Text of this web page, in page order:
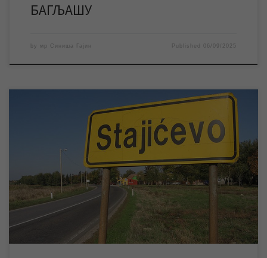
БАГЉАШУ
by мр Синиша Гајин Published 06/09/2025
ЈКП „Водовод и канализација“ Зрењанин ће у среду изводити
радове на санацији кварова на водоводној мрежи у Стајићеву,
због чега ће ово насељено место током преподнева бити без
воде. Екипе ЈКП „Водовод и канализација“ Зрењанин ће у
среду 03. септембра изводити радове на санацији кварова на
водоводној мрежи у Стајићеву. […]